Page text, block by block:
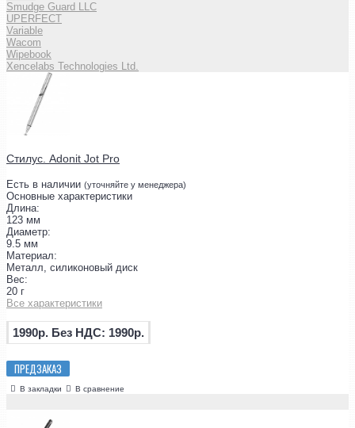
Smudge Guard LLC
UPERFECT
Variable
Wacom
Wipebook
Xencelabs Technologies Ltd.
Стилус. Adonit Jot Pro
Есть в наличии (уточняйте у менеджера)
Основные характеристики
Длина:
123 мм
Диаметр:
9.5 мм
Материал:
Металл, силиконовый диск
Вес:
20 г
Все характеристики
1990р. Без НДС: 1990р.
ПРЕДЗАКАЗ
В закладки В сравнение